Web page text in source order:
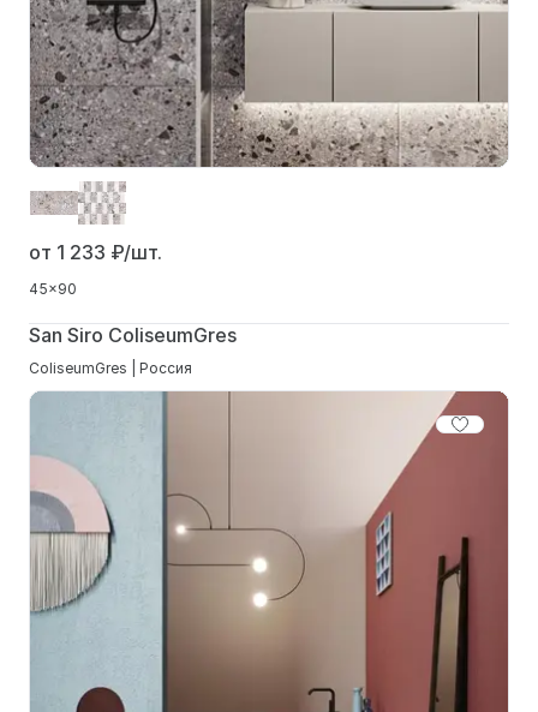
от 1 233 ₽/шт.
45x90
San Siro ColiseumGres
ColiseumGres | Россия